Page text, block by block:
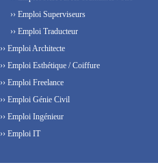
›› Emploi Superviseurs
›› Emploi Traducteur
›› Emploi Architecte
›› Emploi Esthétique / Coiffure
›› Emploi Freelance
›› Emploi Génie Civil
›› Emploi Ingénieur
›› Emploi IT